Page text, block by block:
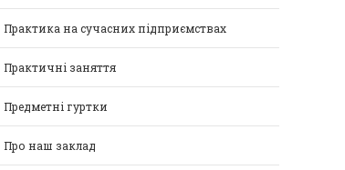
Практика на сучасних підприємствах
Практичні заняття
Предметні гуртки
Про наш заклад